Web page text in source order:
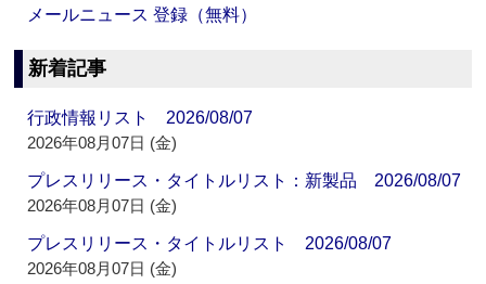
メールニュース 登録（無料）
新着記事
行政情報リスト 2026/08/07
2026年08月07日 (金)
プレスリリース・タイトルリスト：新製品 2026/08/07
2026年08月07日 (金)
プレスリリース・タイトルリスト 2026/08/07
2026年08月07日 (金)